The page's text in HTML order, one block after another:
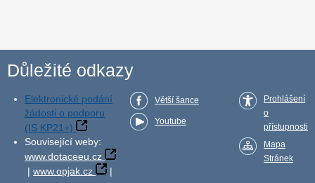
Důležité odkazy
Elektronické podání
žádosti o podporu
(IS KP21+)
Související weby:
www.dotaceeu.cz
| www.opjak.cz
|
Větší šance
Youtube
Prohlášení
o
přístupnosti
Mapa
Stránek